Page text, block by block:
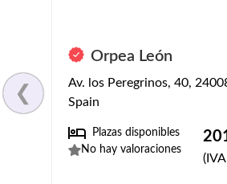
❮
Orpea León
Av. los Peregrinos, 40,
Spain
Plazas disponibles
No hay valoraciones